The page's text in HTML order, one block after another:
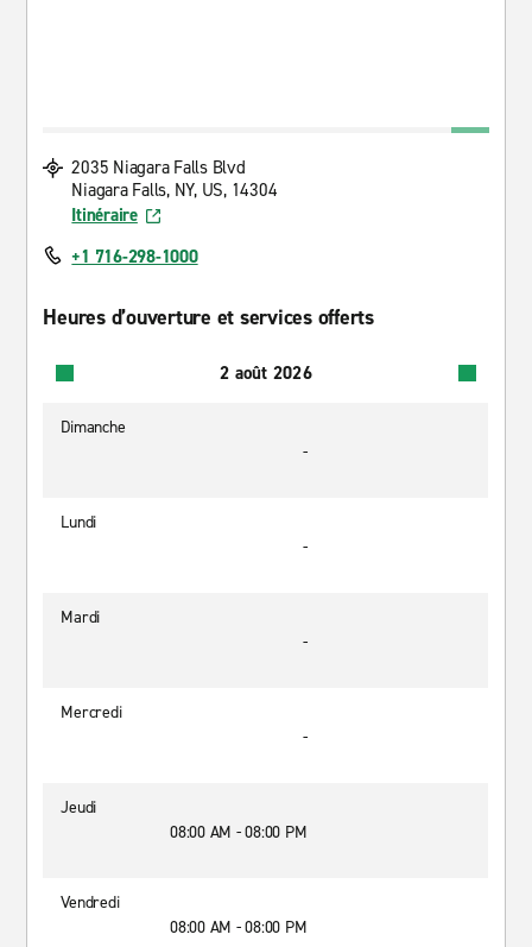
2035 Niagara Falls Blvd
Niagara Falls, NY, US, 14304
Itinéraire
+1 716-298-1000
Heures d’ouverture et services offerts
2 août 2026
Dimanche
-
Lundi
-
Mardi
-
Mercredi
-
Jeudi
08:00 AM - 08:00 PM
Vendredi
08:00 AM - 08:00 PM